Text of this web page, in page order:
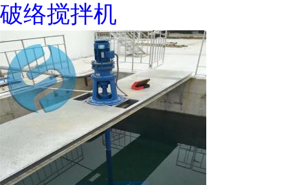
破络搅拌机